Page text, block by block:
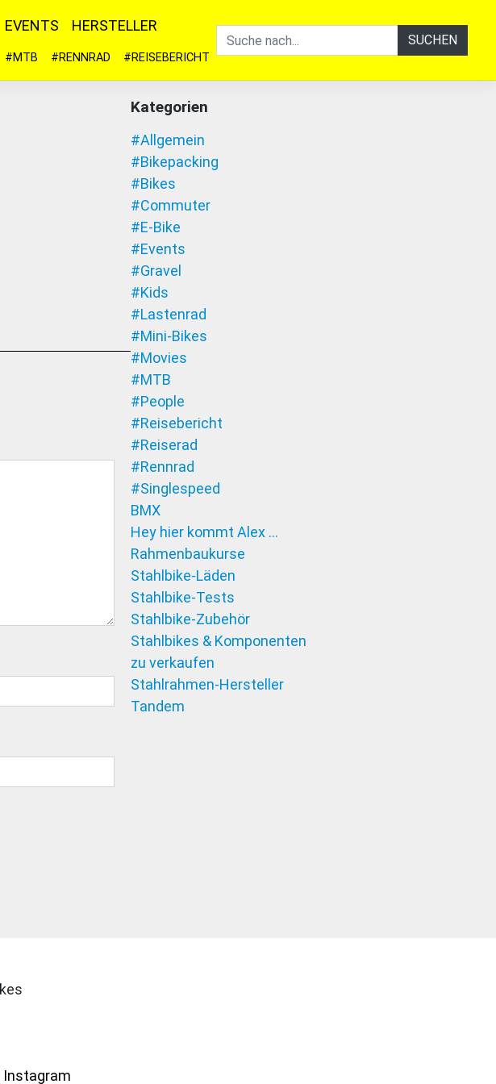
SUCHEN
EVENTS HERSTELLER
#MTB #RENNRAD #REISEBERICHT
Kategorien
#Allgemein
#Bikepacking
#Bikes
#Commuter
#E-Bike
#Events
#Gravel
#Kids
#Lastenrad
#Mini-Bikes
#Movies
#MTB
#People
#Reisebericht
#Reiserad
#Rennrad
#Singlespeed
BMX
Hey hier kommt Alex …
Rahmenbaukurse
Stahlbike-Läden
Stahlbike-Tests
Stahlbike-Zubehör
Stahlbikes & Komponenten
zu verkaufen
Stahlrahmen-Hersteller
Tandem
Instagram